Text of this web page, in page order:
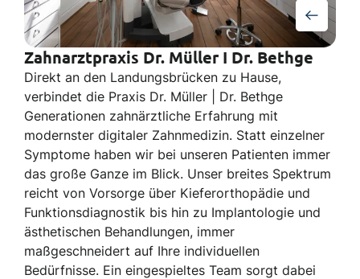
Zahnarztpraxis Dr. Müller I Dr. Bethge
Direkt an den Landungsbrücken zu Hause,
verbindet die Praxis Dr. Müller | Dr. Bethge
Generationen zahnärztliche Erfahrung mit
modernster digitaler Zahnmedizin. Statt einzelner
Symptome haben wir bei unseren Patienten immer
das große Ganze im Blick. Unser breites Spektrum
reicht von Vorsorge über Kieferorthopädie und
Funktionsdiagnostik bis hin zu Implantologie und
ästhetischen Behandlungen, immer
maßgeschneidert auf Ihre individuellen
Bedürfnisse. Ein eingespieltes Team sorgt dabei